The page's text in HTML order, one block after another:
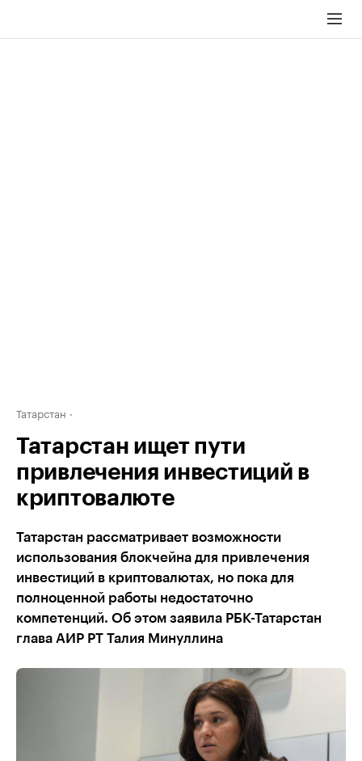
Татарстан
Татарстан ищет пути
привлечения инвестиций в
криптовалюте
Татарстан рассматривает возможности
использования блокчейна для привлечения
инвестиций в криптовалютах, но пока для
полноценной работы недостаточно
компетенций. Об этом заявила РБК-Татарстан
глава АИР РТ Талия Минуллина